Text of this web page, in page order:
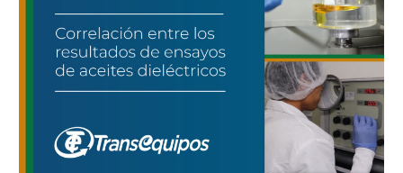
DIELÉCTRICOS
(AMPLIACIÓN)